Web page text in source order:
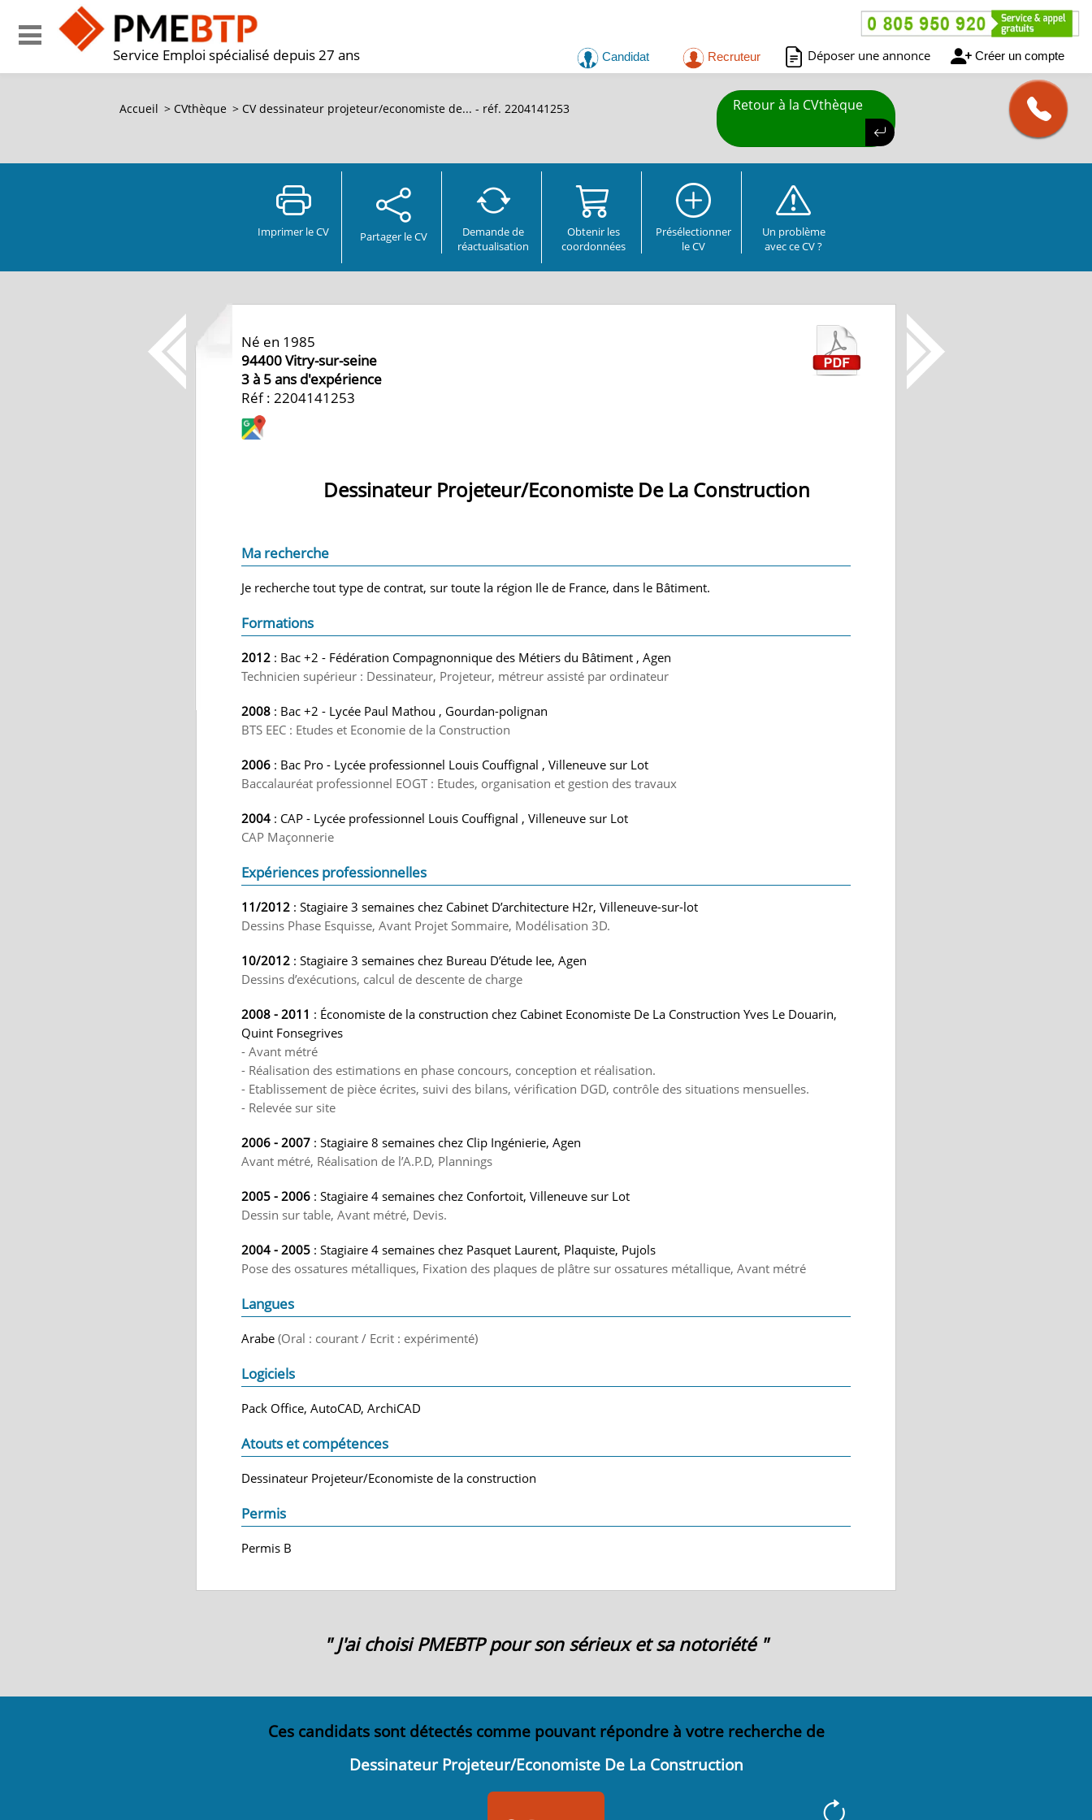
Service Emploi spécialisé depuis 27 ans Candidat Recruteur Déposer une annonce Créer un compte
Accueil > CVthèque > CVdessinateur projeteur/economiste de... - réf. 2204141253 Retour à la CVthèque
Imprimer le CV Partager le CV
Demande de
réactualisation
Obtenir les
coordonnées
Présélectionner
le CV
Un problème
avec ce CV ?
Né en 1985
94400Vitry-sur-seine
3 à 5 ans d'expérience
Réf : 2204141253
Dessinateur Projeteur/Economiste De La Construction
Ma recherche
Je recherche tout type de contrat, sur toute la région Ile de France, dans le Bâtiment.
Formations
2012 : Bac +2 - Fédération Compagnonnique des Métiers du Bâtiment , Agen
Technicien supérieur : Dessinateur, Projeteur, métreur assisté par ordinateur
2008 : Bac +2 - Lycée Paul Mathou , Gourdan-polignan
BTS EEC : Etudes et Economie de la Construction
2006 : Bac Pro - Lycée professionnel Louis Couffignal , Villeneuve sur Lot
Baccalauréat professionnel EOGT : Etudes, organisation et gestion des travaux
2004 : CAP - Lycée professionnel Louis Couffignal , Villeneuve sur Lot
CAP Maçonnerie
Expériences professionnelles
11/2012 : Stagiaire 3 semaines chez Cabinet D’architecture H2r, Villeneuve-sur-lot
Dessins Phase Esquisse, Avant Projet Sommaire, Modélisation 3D.
10/2012 : Stagiaire 3 semaines chez Bureau D’étude Iee, Agen
Dessins d’exécutions, calcul de descente de charge
2008 - 2011 : Économiste de la construction chez Cabinet Economiste De La Construction Yves Le Douarin,
Quint Fonsegrives
- Avant métré
- Réalisation des estimations en phase concours, conception et réalisation.
- Etablissement de pièce écrites, suivi des bilans, vérification DGD, contrôle des situations mensuelles.
- Relevée sur site
2006 - 2007 : Stagiaire 8 semaines chez Clip Ingénierie, Agen
Avant métré, Réalisation de l’A.P.D, Plannings
2005 - 2006 : Stagiaire 4 semaines chez Confortoit, Villeneuve sur Lot
Dessin sur table, Avant métré, Devis.
2004 - 2005 : Stagiaire 4 semaines chez Pasquet Laurent, Plaquiste, Pujols
Pose des ossatures métalliques, Fixation des plaques de plâtre sur ossatures métallique, Avant métré
Langues
Arabe (Oral : courant / Ecrit : expérimenté)
Logiciels
Pack Office, AutoCAD, ArchiCAD
Atouts et compétences
Dessinateur Projeteur/Economiste de la construction
Permis
Permis B
" J'ai choisi PMEBTP pour son sérieux et sa notoriété "
Ces candidats sont détectés comme pouvant répondre à votre recherche de
Dessinateur Projeteur/Economiste De La Construction